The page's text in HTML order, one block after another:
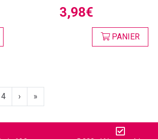
3,98€
PANIER
4 › »